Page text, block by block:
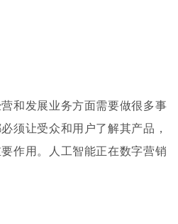
和发展业务方面需要做很多事
须让受众和用户了解其产品，
作用。人工智能正在数字营销